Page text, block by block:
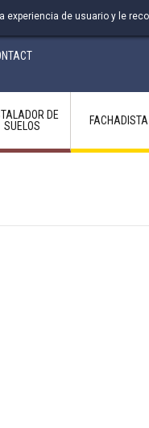
experiencia de usuario y le
DE
SUELOS
FACHADISTA